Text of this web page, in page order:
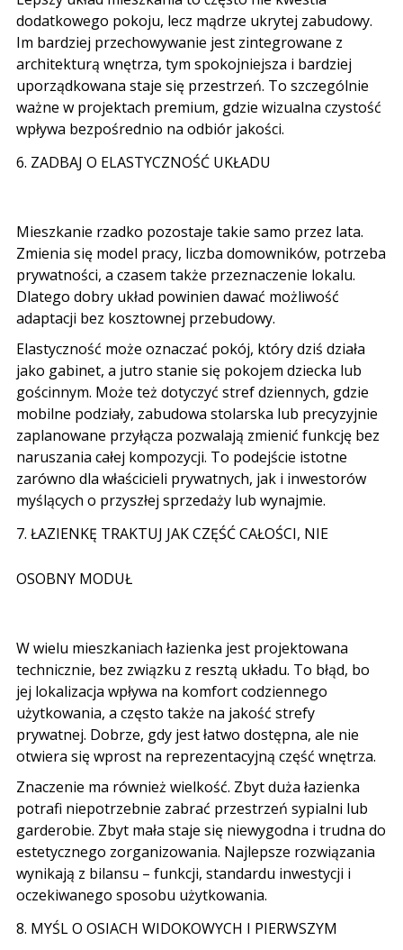
dodatkowego pokoju, lecz mądrze ukrytej zabudowy.
Im bardziej przechowywanie jest zintegrowane z
architekturą wnętrza, tym spokojniejsza i bardziej
uporządkowana staje się przestrzeń. To szczególnie
ważne w projektach premium, gdzie wizualna czystość
wpływa bezpośrednio na odbiór jakości.
6. ZADBAJ O ELASTYCZNOŚĆ UKŁADU
Mieszkanie rzadko pozostaje takie samo przez lata.
Zmienia się model pracy, liczba domowników, potrzeba
prywatności, a czasem także przeznaczenie lokalu.
Dlatego dobry układ powinien dawać możliwość
adaptacji bez kosztownej przebudowy.
Elastyczność może oznaczać pokój, który dziś działa
jako gabinet, a jutro stanie się pokojem dziecka lub
gościnnym. Może też dotyczyć stref dziennych, gdzie
mobilne podziały, zabudowa stolarska lub precyzyjnie
zaplanowane przyłącza pozwalają zmienić funkcję bez
naruszania całej kompozycji. To podejście istotne
zarówno dla właścicieli prywatnych, jak i inwestorów
myślących o przyszłej sprzedaży lub wynajmie.
7. ŁAZIENKĘ TRAKTUJ JAK CZĘŚĆ CAŁOŚCI, NIE
OSOBNY MODUŁ
W wielu mieszkaniach łazienka jest projektowana
technicznie, bez związku z resztą układu. To błąd, bo
jej lokalizacja wpływa na komfort codziennego
użytkowania, a często także na jakość strefy
prywatnej. Dobrze, gdy jest łatwo dostępna, ale nie
otwiera się wprost na reprezentacyjną część wnętrza.
Znaczenie ma również wielkość. Zbyt duża łazienka
potrafi niepotrzebnie zabrać przestrzeń sypialni lub
garderobie. Zbyt mała staje się niewygodna i trudna do
estetycznego zorganizowania. Najlepsze rozwiązania
wynikają z bilansu – funkcji, standardu inwestycji i
oczekiwanego sposobu użytkowania.
8. MYŚL O OSIACH WIDOKOWYCH I PIERWSZYM